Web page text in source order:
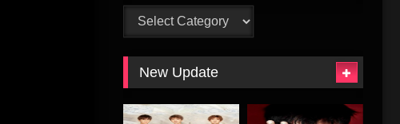
Categories
New Update